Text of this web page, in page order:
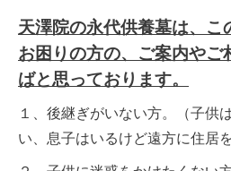
天澤院の永代供養墓は、こ
お困りの方の、ご案内やご
ばと思っております。
１、後継ぎがいない方。（子供
い、息子はいるけど遠方に住居